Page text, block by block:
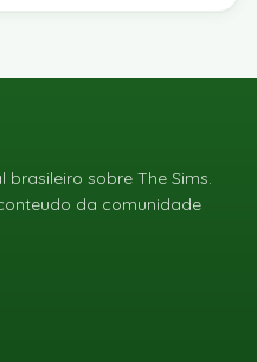
sobre The Sims.
da comunidade